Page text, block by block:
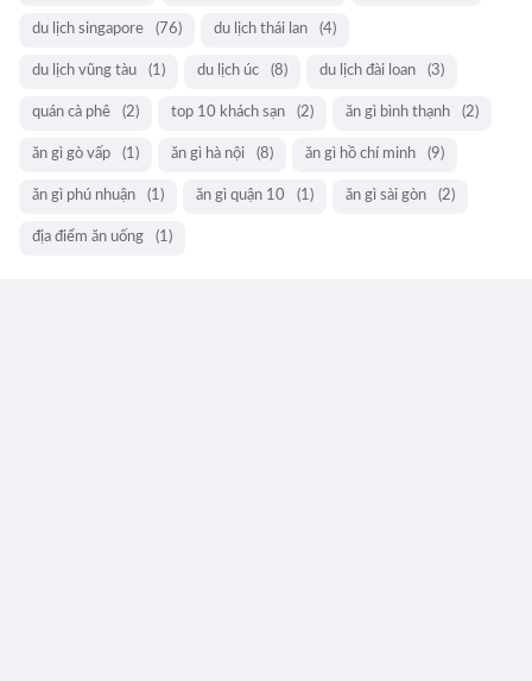
du lịch singapore (76) du lịch thái lan (4)
du lịch vũng tàu (1) du lịch úc (8) du lịch đài loan (3)
quán cà phê (2) top 10 khách sạn (2) ăn gì bình thạnh (2)
ăn gì gò vấp (1) ăn gì hà nội (8) ăn gì hồ chí minh (9)
ăn gì phú nhuận (1) ăn gì quận 10 (1) ăn gì sài gòn (2)
địa điểm ăn uống (1)